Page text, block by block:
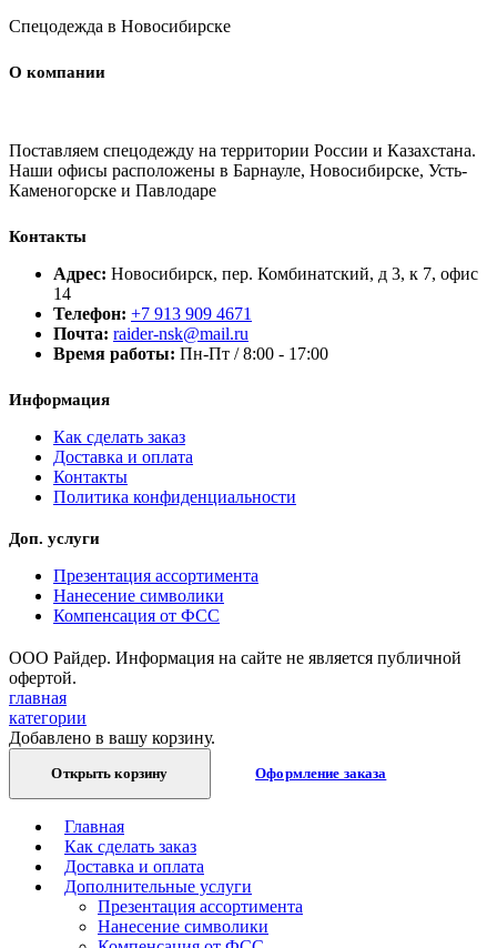
Спецодежда в Новосибирске
О компании
Поставляем спецодежду на территории России и Казахстана.
Наши офисы расположены в Барнауле, Новосибирске, Усть-
Каменогорске и Павлодаре
Контакты
Адрес: Новосибирск, пер. Комбинатский, д 3, к 7, офис
14
Телефон: +7 913 909 4671
Почта: raider-nsk@mail.ru
Время работы: Пн-Пт / 8:00 - 17:00
Информация
Как сделать заказ
Доставка и оплата
Контакты
Политика конфиденциальности
Доп. услуги
Презентация ассортимента
Нанесение символики
Компенсация от ФСС
ООО Райдер. Информация на сайте не является публичной
офертой.
главная
категории
Добавлено в вашу корзину.
Открыть корзину Оформление заказа
Главная
Как сделать заказ
Доставка и оплата
Дополнительные услуги
Презентация ассортимента
Нанесение символики